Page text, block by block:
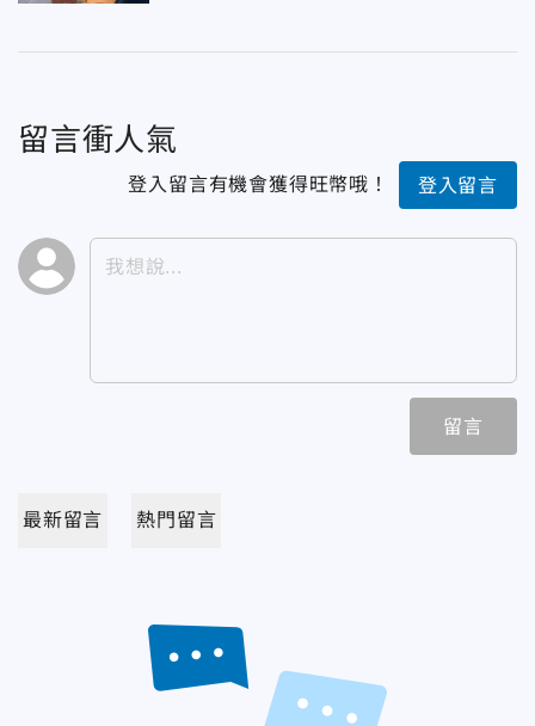
留言衝人氣
登入留言有機會獲得旺幣哦！ 登入留言
留言
最新留言 熱門留言